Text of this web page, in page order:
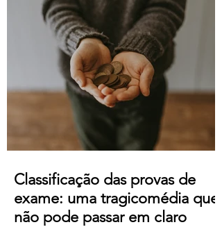
e os da ignorância, os do rigor e os do
facilitismo, os da inovação e os
empedernidos – é mais um agente de
confusão. O olhar da FENPROF para este
processo parte, como não podia deixar
de ser, das violações dos
Classificação das provas de
exame: uma tragicomédia que
não pode passar em claro